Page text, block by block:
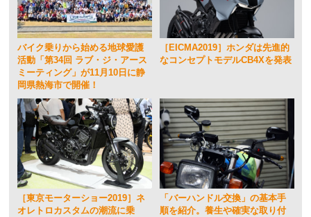
バイク乗りから始める地球愛護
活動「第34回 ラブ・ジ・アース
ミーティング」が11月10日に静
岡県熱海市で開催！
［EICMA2019］ホンダは先進的
なコンセプトモデルCB4Xを発表
［東京モーターショー2019］ネ
オレトロカスタムの潮流に乗
「バーハンドル交換」の基本手
順を紹介。養生や確実な取り付